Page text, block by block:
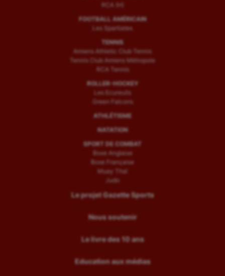
RCA (H)
FOOTBALL AMÉRICAIN
Les Spartiates
TENNIS
Amiens Athletic Club Tennis
Tennis Club Amiens Métropole
RCA Tennis
ROLLER-HOCKEY
Les Ecureuils
Green Falcons
ATHLÉTISME
NATATION
SPORT DE COMBAT
Boxe Anglaise
Boxe Française
Muay Thaï
Judo
Le projet Gazette Sports
Nous soutenir
Le livre des 10 ans
Education aux médias